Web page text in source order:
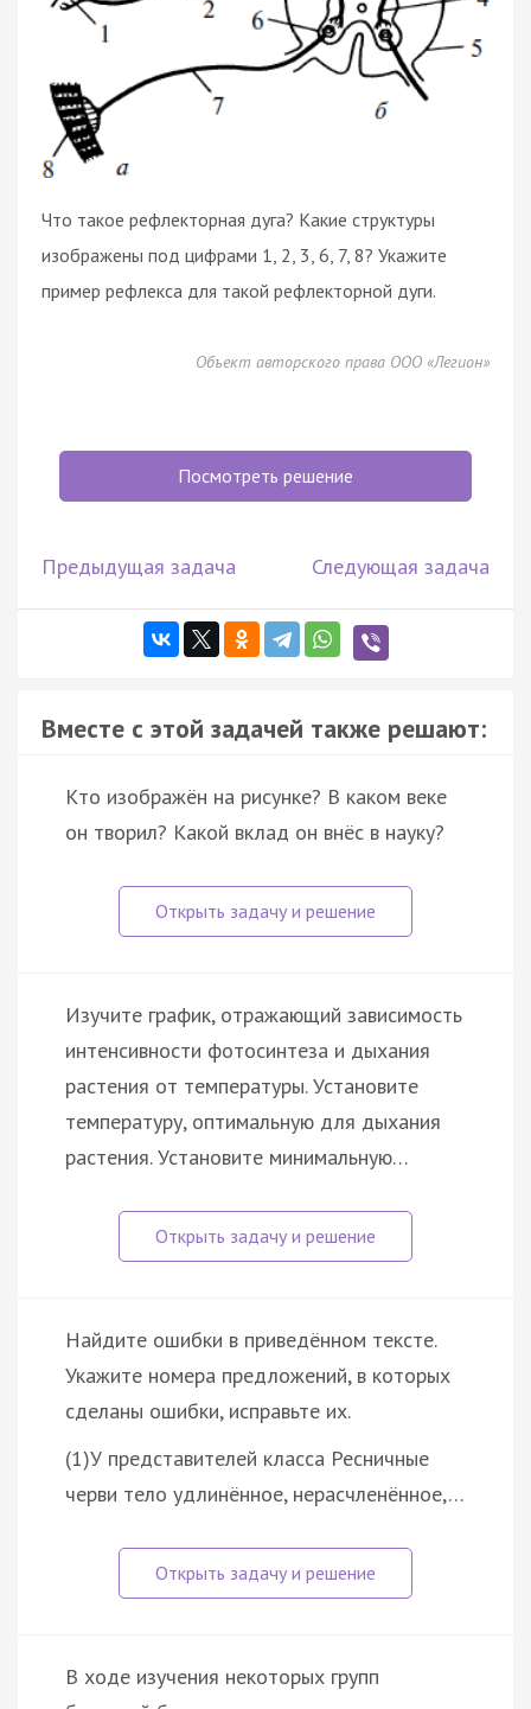
Что такое рефлекторная дуга? Какие структуры
изображены под цифрами 1, 2, 3, 6, 7, 8? Укажите
пример рефлекса для такой рефлекторной дуги.
Объект авторского права ООО «Легион»
Посмотреть решение
Предыдущая задача Следующая задача
Вместе с этой задачей также решают:
Кто изображён на рисунке? В каком веке
он творил? Какой вклад он внёс в науку?
Изучите график, отражающий зависимость
интенсивности фотосинтеза и дыхания
растения от температуры. Установите
температуру, оптимальную для дыхания
растения. Установите минимальную…
Найдите ошибки в приведённом тексте.
Укажите номера предложений, в которых
сделаны ошибки, исправьте их.
(1)У представителей класса Ресничные
черви тело удлинённое, нерасчленённое,…
В ходе изучения некоторых групп